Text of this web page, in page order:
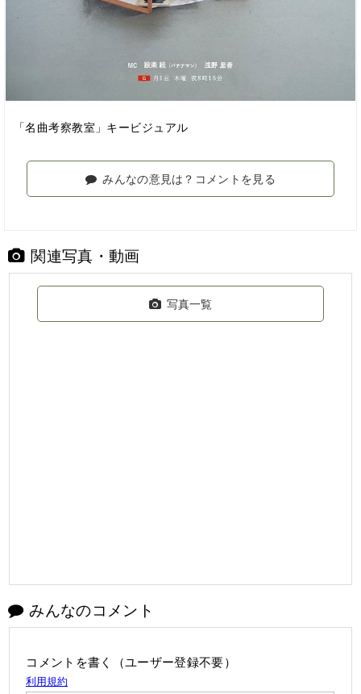
「名曲考察教室」キービジュアル
みんなの意見は？コメントを見る
関連写真・動画
写真一覧
みんなのコメント
コメントを書く（ユーザー登録不要）